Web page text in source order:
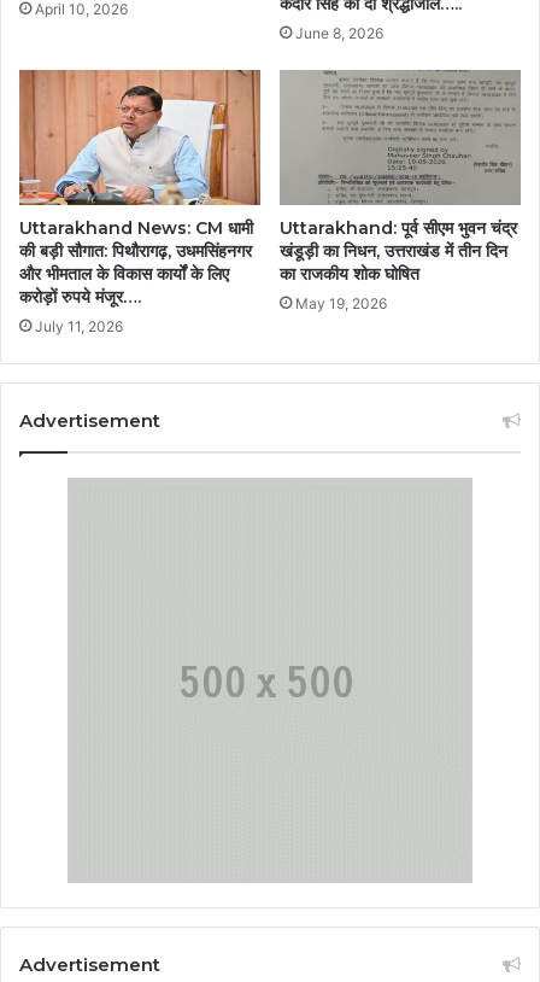
April 10, 2026
June 8, 2026
Uttarakhand News: CM धामी
की बड़ी सौगात: पिथौरागढ़, उधमसिंहनगर
और भीमताल के विकास कार्यों के लिए
करोड़ों रुपये मंजूर….
July 11, 2026
Uttarakhand: पूर्व सीएम भुवन चंद्र
खंडूड़ी का निधन, उत्तराखंड में तीन दिन
का राजकीय शोक घोषित
May 19, 2026
Advertisement
Advertisement